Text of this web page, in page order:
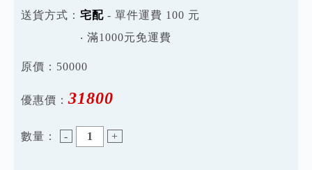
送貨方式： 宅配 - 單件運費 100 元
‧ 滿1000元免運費
原價： 50000
優惠價： 31800
數量： - +